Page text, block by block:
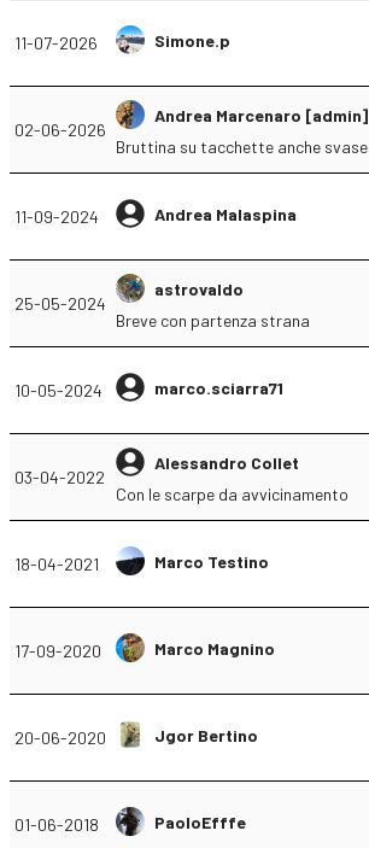
11-07-2026 Simone.p
02-06-2026
Andrea Marcenaro [admin]
Bruttina su tacchette anche svase
11-09-2024 Andrea Malaspina
25-05-2024
astrovaldo
Breve con partenza strana
10-05-2024 marco.sciarra71
03-04-2022
Alessandro Collet
Con le scarpe da avvicinamento
18-04-2021 Marco Testino
17-09-2020 Marco Magnino
20-06-2020 Jgor Bertino
01-06-2018 PaoloEfffe